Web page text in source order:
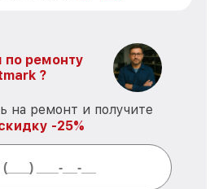
по ремонту
?
на ремонт и получите
-25%